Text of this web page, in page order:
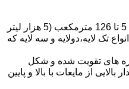
حجم مخزن پلی اتیلن را میتوان بین 5 تا 126 مترمکعب (5 هزار لیتر
انواع تک لایه،دولایه و سه لایه که
های تقویت شده و شکل
بالایی از مایعات با بالا و پایین